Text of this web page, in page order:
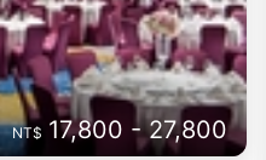
NT$ 17,800 - 27,800